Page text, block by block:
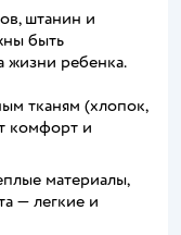
штанин и
быть
жизни ребенка.
тканям (хлопок,
комфорт и
материалы,
— легкие и